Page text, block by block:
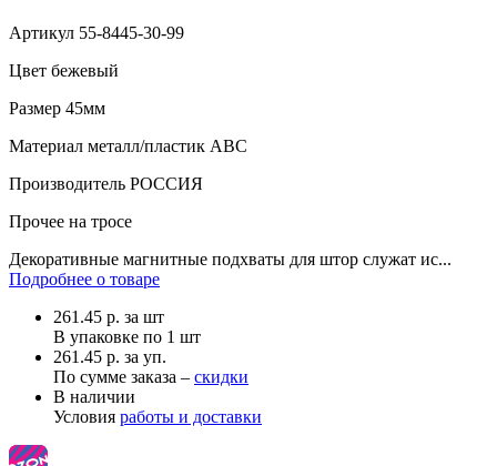
Артикул 55-8445-30-99
Цвет бежевый
Размер 45мм
Материал металл/пластик АВС
Производитель РОССИЯ
Прочее на тросе
Декоративные магнитные подхваты для штор служат ис...
Подробнее о товаре
261.45 р. за шт
В упаковке по 1 шт
261.45 р. за уп.
По сумме заказа – скидки
В наличии
Условия работы и доставки